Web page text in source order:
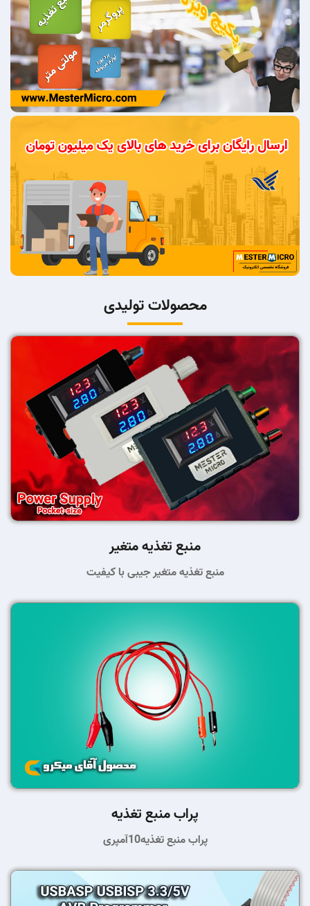
محصولات تولیدی
منبع تغذیه متغیر
منبع تغذیه متغیر جیبی با کیفیت
پراب منبع تغذیه
پراب منبع تغذیه10آمپری